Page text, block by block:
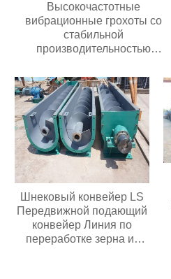
Высокочастотные
вибрационные грохоты со
стабильной
производительностью
добычи полезных
ископаемыхВысокочастотные
вибрационные грохоты со
стабильной
производительностью
Долговечные грохоты для
добычи полезных
ископаемых
Шнековый конвейер LS
Передвижной подающий
конвейер Линия по
переработке зерна из